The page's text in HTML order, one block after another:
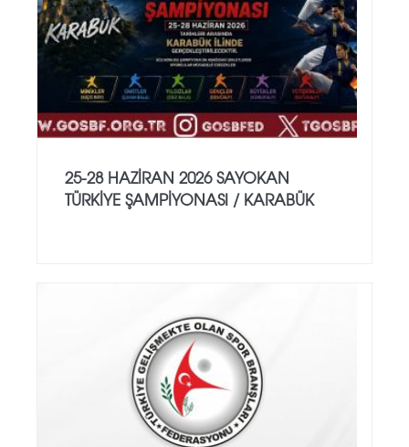
25-28 HAZİRAN 2026 SAYOKAN
TÜRKİYE ŞAMPİYONASI / KARABÜK